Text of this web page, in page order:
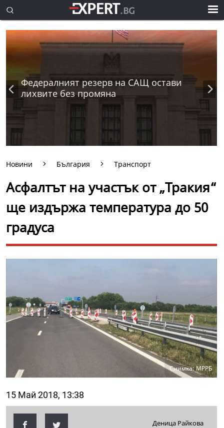
Федералният резерв на САЩ остави
лихвите без промяна
Новини България Транспорт
Асфалтът на участък от „Тракия“
ще издържа температура до 50
градуса
Снимка: МРРБ
15 Май 2018, 13:38
Деница Райкова